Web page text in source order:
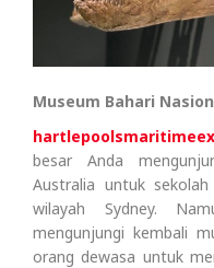
Museum Bahari
besar Anda
Australia untuk
wilayah Sydney.
mengunjungi kembali
orang dewasa untuk